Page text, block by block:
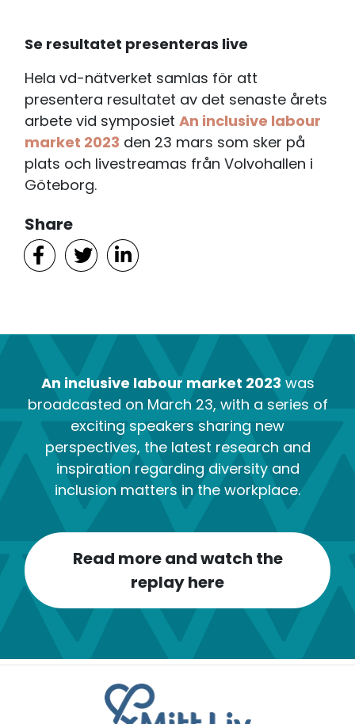
Se resultatet presenteras live
Hela vd-nätverket samlas för att
presentera resultatet av det senaste årets
arbete vid symposiet An inclusive labour
market 2023 den 23 mars som sker på
plats och livestreamas från Volvohallen i
Göteborg.
Share
An inclusive labour market 2023 was
broadcasted on March 23, with a series of
exciting speakers sharing new
perspectives, the latest research and
inspiration regarding diversity and
inclusion matters in the workplace.
Read more and watch the
replay here